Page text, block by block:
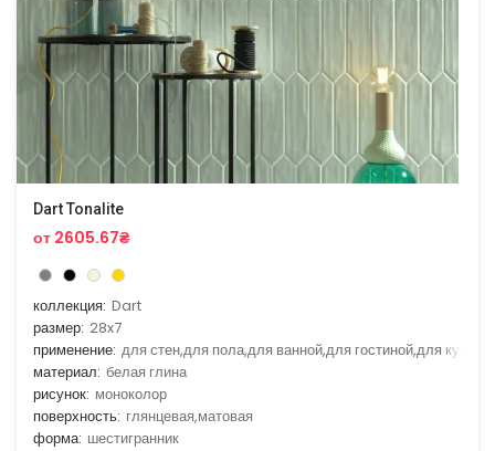
Dart Tonalite
от 2605.67₴
коллекция: Dart
размер: 28x7
применение: для стен,для пола,для ванной,для гостиной,для кухни
материал: белая глина
рисунок: моноколор
поверхность: глянцевая,матовая
форма: шестигранник